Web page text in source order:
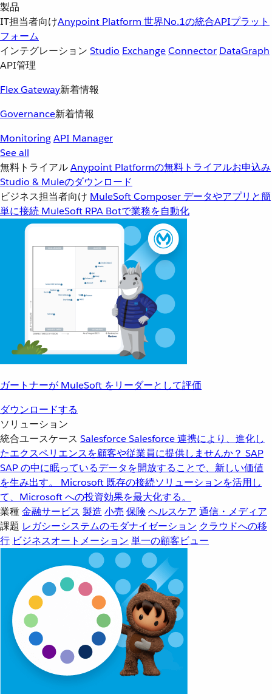
製品
IT担当者向けAnypoint Platform 世界No.1の統合APIプラット
フォーム
インテグレーション Studio ExchangeConnector DataGraph
API管理
Flex Gateway新着情報
Governance新着情報
MonitoringAPI Manager
See all
無料トライアルAnypoint Platformの無料トライアルお申込み
Studio & Muleのダウンロード
ビジネス担当者向け MuleSoft Composer データやアプリと簡
単に接続 MuleSoft RPA Botで業務を自動化
ガートナーが MuleSoft をリーダーとして評価
ダウンロードする
ソリューション
統合ユースケース SalesforceSalesforce 連携により、進化し
たエクスペリエンスを顧客や従業員に提供しませんか？ SAP
SAP の中に眠っているデータを開放することで、新しい価値
を生み出す。
Microsoft 既存の接続ソリューションを活用し
て、Microsoft への投資効果を最大化する。
業種金融サービス 製造 小売 保険 ヘルスケア 通信・メディア
課題 レガシーシステムのモダナイゼーション クラウドへの移
行 ビジネスオートメーション 単一の顧客ビュー